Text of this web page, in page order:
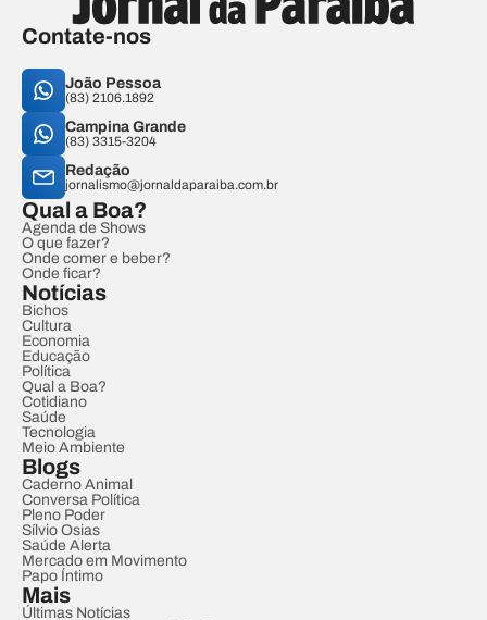
Contate-nos
João Pessoa
(83) 2106.1892
Campina Grande
(83) 3315-3204
Redação
jornalismo@jornaldaparaiba.com.br
Qual a Boa?
Agenda de Shows
O que fazer?
Onde comer e beber?
Onde ficar?
Notícias
Bichos
Cultura
Economia
Educação
Política
Qual a Boa?
Cotidiano
Saúde
Tecnologia
Meio Ambiente
Blogs
Caderno Animal
Conversa Política
Pleno Poder
Sílvio Osias
Saúde Alerta
Mercado em Movimento
Papo Íntimo
Mais
Últimas Notícias